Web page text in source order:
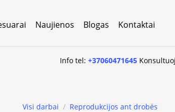
Naujienos Blogas Kontaktai
Info tel:+37060471645
Visi darbai / Reprodukcijos ant drobės